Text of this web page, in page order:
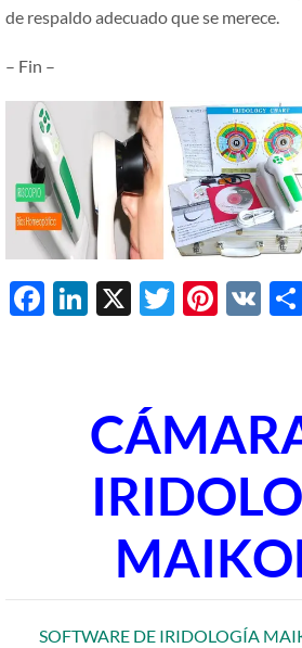
de respaldo adecuado que se merece.
– Fin –
Facebook
LinkedIn
X Twitter
SOFTWARE DE IRIDOLOGÍA